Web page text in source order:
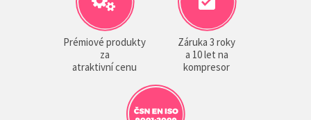
Prémiové produkty
za
atraktivní cenu
Záruka 3 roky
a 10 let na
kompresor